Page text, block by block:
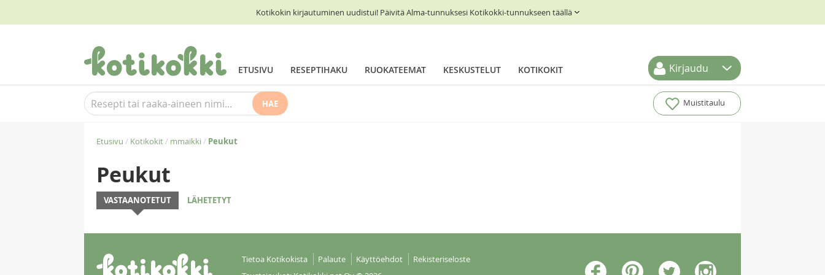
Kotikokin kirjautuminen uudistui! Päivitä Alma-tunnuksesi Kotikokki-tunnukseen täällä
ETUSIVU RESEPTIHAKU RUOKATEEMAT KESKUSTELUT KOTIKOKIT Kirjaudu
HAE Muistitaulu
Etusivu / Kotikokit/ mmaikki/ Peukut
Peukut
VASTAANOTETUT LÄHETETYT
Tietoa Kotikokista Palaute Käyttöehdot
Rekisteriseloste